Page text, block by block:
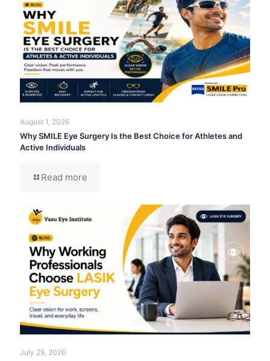
August 1, 2026
Why SMILE Eye Surgery Is the Best Choice for Athletes and
Active Individuals
Read more
July 29, 2026